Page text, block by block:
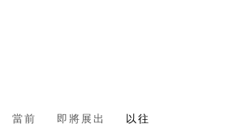
當前 即將展出 以往